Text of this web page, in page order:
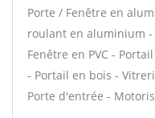
Porte / Fenêtre en
roulant en aluminium
Fenêtre en PVC -
- Portail en bois -
Porte d'entrée -